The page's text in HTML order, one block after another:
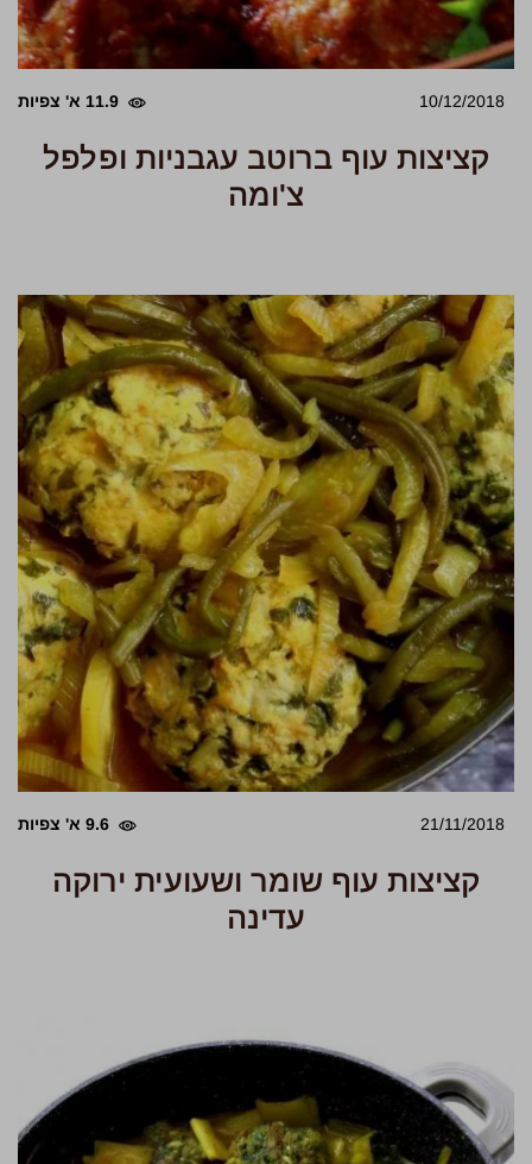
10/12/2018 11.9 א' צפיות
קציצות עוף ברוטב עגבניות ופלפל
צ'ומה
21/11/2018 9.6 א' צפיות
קציצות עוף שומר ושעועית ירוקה
עדינה